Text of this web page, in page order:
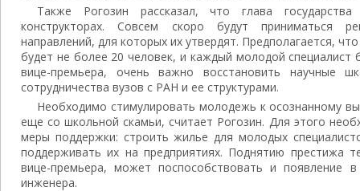
Также Рогозин рассказал, что глава
конструкторах. Совсем скоро будут приниматься
направлений, для которых их утвердят. Предполагается,
будет не более 20 человек, и каждый молодой специалист
вице-премьера, очень важно восстановить научные
сотрудничества вузов с РАН и ее структурами.
Необходимо стимулировать молодежь к осознанному
еще со школьной скамьи, считает Рогозин. Для этого
меры поддержки: строить жилье для молодых
поддерживать их на предприятиях. Поднятию престижа
вице-премьера, может поспособствовать и появление
инженера.